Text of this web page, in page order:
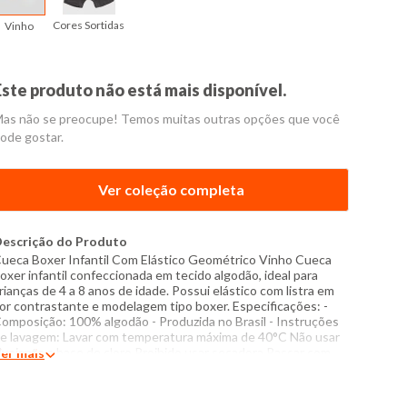
Vinho Cores Sortidas
produto não está mais disponível.
não se preocupe! Temos muitas outras opções que você
gostar.
Ver coleção completa
do Produto
Boxer Infantil Com Elástico Geométrico Vinho Cueca
infantil confeccionada em tecido algodão, ideal para
de 4 a 8 anos de idade. Possui elástico com listra em
contrastante e modelagem tipo boxer. Especificações: -
100% algodão - Produzida no Brasil - Instruções
lavagem: Lavar com temperatura máxima de 40°C Não usar
a base de cloro Proibido usar secadora Passar com
mais